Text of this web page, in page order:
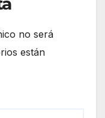
no será
están